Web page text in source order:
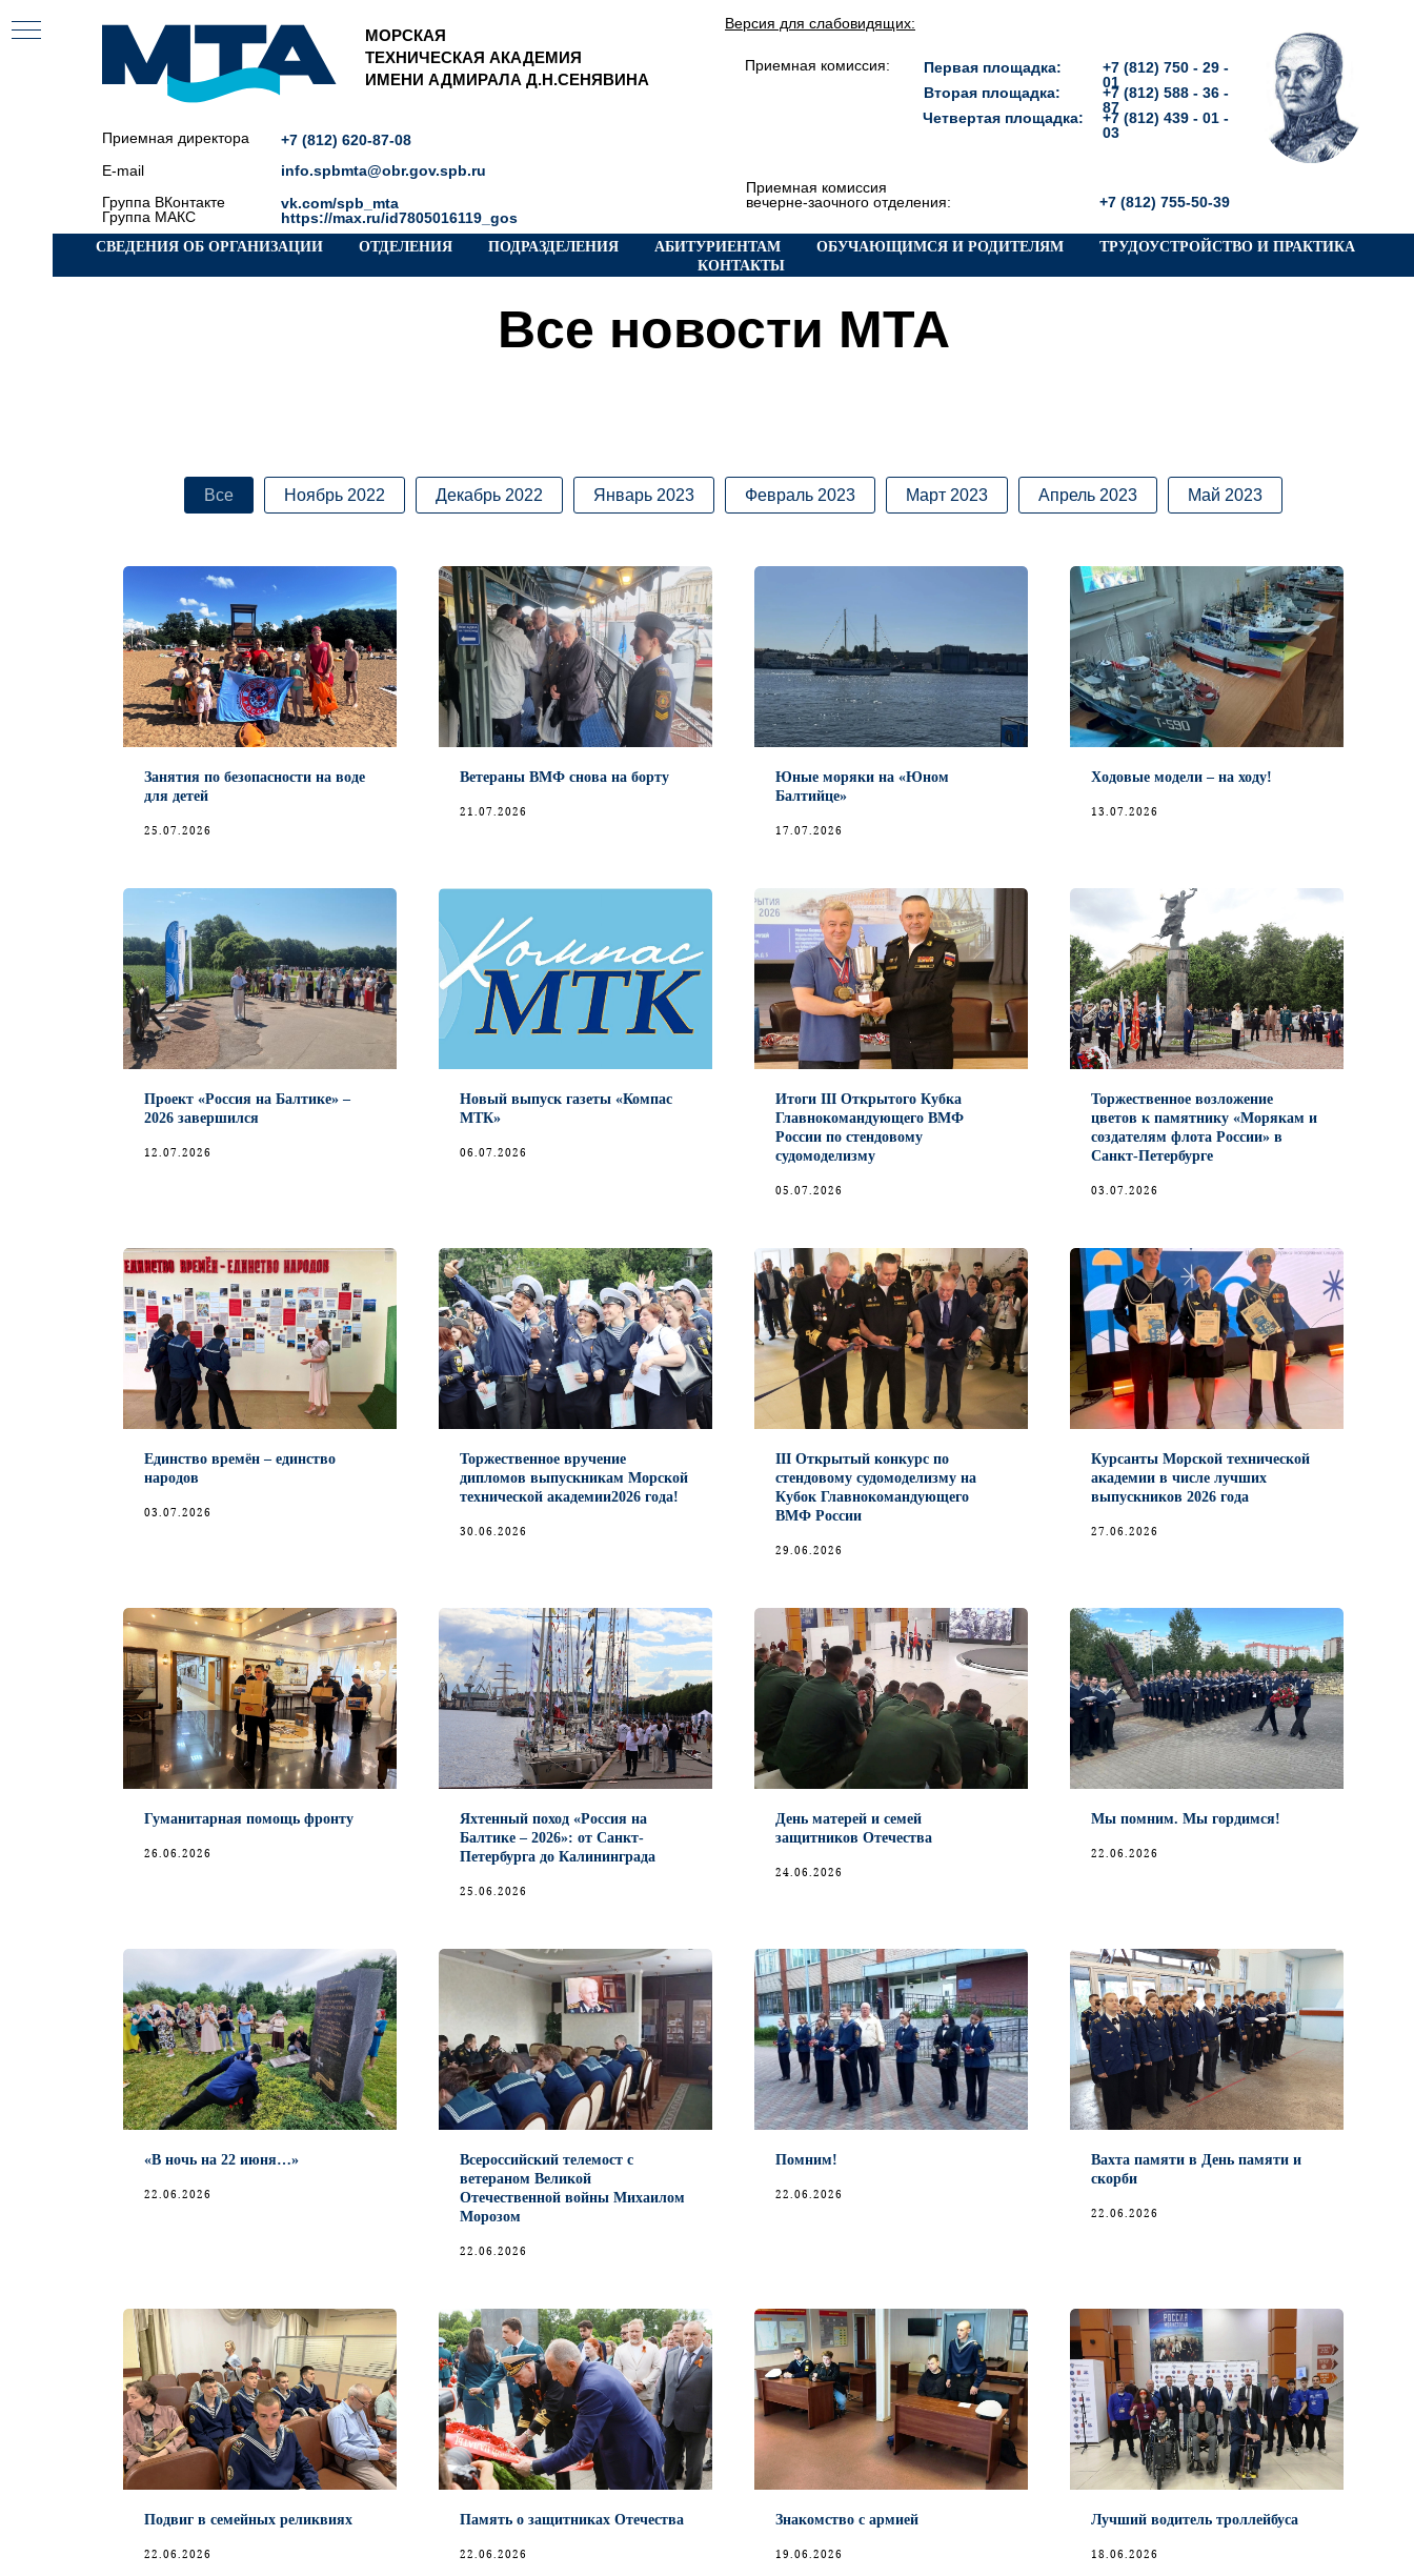
Приемная директора
+7 (812) 620-87-08
E-mail
Группа ВКонтакте
Группа МАКС
info.spbmta@obr.gov.spb.ru
vk.com/spb_mta
https://max.ru/id7805016119_gos
Приемная комиссия:
Версия для слабовидящих:
МОРСКАЯ
ТЕХНИЧЕСКАЯ АКАДЕМИЯ
ИМЕНИ АДМИРАЛА Д.Н.СЕНЯВИНА
Первая площадка:
+7 (812) 750 - 29 -
01
Вторая площадка:
+7 (812) 588 - 36 -
87
Четвертая площадка:
+7 (812) 439 - 01 -
03
Приемная комиссия
вечерне-заочного отделения:
+7 (812) 755-50-39
СВЕДЕНИЯ ОБ ОРГАНИЗАЦИИ ОТДЕЛЕНИЯ ПОДРАЗДЕЛЕНИЯ АБИТУРИЕНТАМ ОБУЧАЮЩИМСЯ И РОДИТЕЛЯМ
ТРУДОУСТРОЙСТВО И ПРАКТИКА
КОНТАКТЫ
Все новости МТА
Все Ноябрь 2022 Декабрь 2022 Январь 2023 Февраль 2023 Март 2023 Апрель 2023 Май 2023
Занятия по безопасности на воде
для детей
25.07.2026
Ветераны ВМФ снова на борту
21.07.2026
Юные моряки на «Юном
Балтийце»
17.07.2026
Ходовые модели – на ходу!
13.07.2026
Проект «Россия на Балтике» –
2026 завершился
12.07.2026
Новый выпуск газеты «Компас
МТК»
06.07.2026
Итоги III Открытого Кубка
Главнокомандующего ВМФ
России по стендовому
судомоделизму
05.07.2026
Торжественное возложение
цветов к памятнику «Морякам и
создателям флота России» в
Санкт-Петербурге
03.07.2026
Единство времён – единство
народов
03.07.2026
Торжественное вручение
дипломов выпускникам Морской
технической академии2026 года!
30.06.2026
III Открытый конкурс по
стендовому судомоделизму на
Кубок Главнокомандующего
ВМФ России
29.06.2026
Курсанты Морской технической
академии в числе лучших
выпускников 2026 года
27.06.2026
Гуманитарная помощь фронту
26.06.2026
Яхтенный поход «Россия на
Балтике – 2026»: от Санкт-
Петербурга до Калининграда
25.06.2026
День матерей и семей
защитников Отечества
24.06.2026
Мы помним. Мы гордимся!
22.06.2026
«В ночь на 22 июня…»
22.06.2026
Всероссийский телемост с
ветераном Великой
Отечественной войны Михаилом
Морозом
22.06.2026
Помним!
22.06.2026
Вахта памяти в День памяти и
скорби
22.06.2026
Подвиг в семейных реликвиях
22.06.2026
Память о защитниках Отечества
22.06.2026
Знакомство с армией
19.06.2026
Лучший водитель троллейбуса
18.06.2026